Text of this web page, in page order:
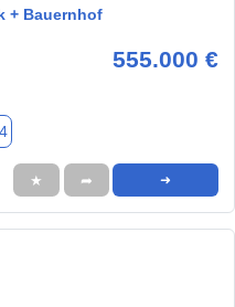
+ Bauernhof
555.000 €
★ ➦ ➜